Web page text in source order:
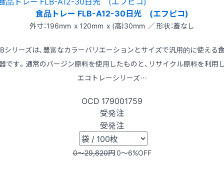
食品トレー FLB-A12-30日光 (エフピコ)
外寸：196mm x 120mm x (高)30mm ／ 形状：蓋なし
シリーズは、豊富なカラーバリエーションとサイズで汎用的に使える
です。通常のバージン原料を使用したものと、リサイクル原料を利用
エコトレーシリーズ…
OCD 179001759
受発注
受発注
0〜29,820円0〜6%OFF